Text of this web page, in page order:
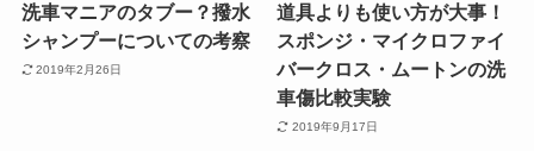
洗車マニアのタブー？撥水
シャンプーについての考察
2019年2月26日
道具よりも使い方が大事！
スポンジ・マイクロファイ
バークロス・ムートンの洗
車傷比較実験
2019年9月17日